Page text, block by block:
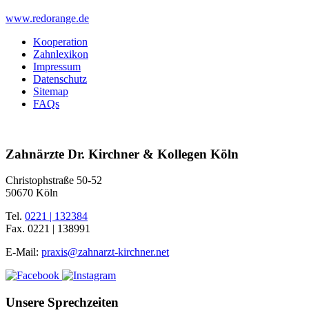
www.redorange.de
Kooperation
Zahnlexikon
Impressum
Datenschutz
Sitemap
FAQs
Zahnärzte Dr. Kirchner & Kollegen Köln
Christophstraße 50-52
50670 Köln
Tel. 0221 | 132384
Fax. 0221 | 138991
E-Mail: praxis@zahnarzt-kirchner.net
Unsere Sprechzeiten